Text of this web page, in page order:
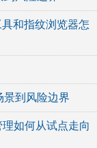
和指纹浏览器怎
景到风险边界
如何从试点走向